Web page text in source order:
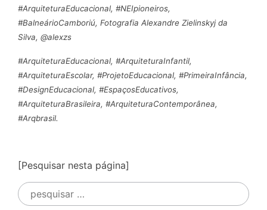
#ArquiteturaEducacional, #NEIpioneiros,
#BalneárioCamboriú, Fotografia Alexandre Zielinskyj da
Silva, @alexzs
#ArquiteturaEducacional, #ArquiteturaInfantil,
#ArquiteturaEscolar, #ProjetoEducacional, #PrimeiraInfância,
#DesignEducacional, #EspaçosEducativos,
#ArquiteturaBrasileira, #ArquiteturaContemporânea,
#Arqbrasil.
[Pesquisar nesta página]
Pesquisar
por: